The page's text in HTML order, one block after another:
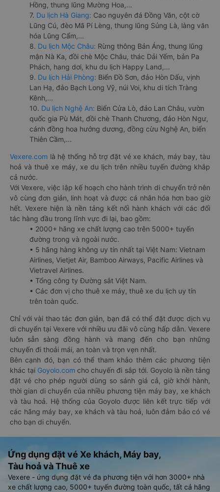
Hồng, thung lũng Mường Hoa,...
7. Du lịch Hà Giang: Cao nguyên đá Đồng Văn, cột cờ
Lũng Cú, đèo Mã Pí Lèng, thung lũng Sủng Là, làng văn
hóa Lũng Cẩm,...
8. Du lịch Mộc Châu: Rừng thông Bản Áng, thung lũng
mận Nà Ka, đồi chè Mộc Châu, thác Dải Yếm, bản Pa
Phách, hang dơi, khu du lịch Happy Land,...
9. Du lịch Hải Phòng: Biển Đồ Sơn, đảo Hòn Dấu, vịnh
Lan Hạ, đảo Bạch Long Vỹ, núi Voi, khu di tích Tràng
Kênh,...
10. Du lịch Nghệ An: Biển Cửa Lò, đảo Lan Châu, vườn
quốc gia Pù Mát, đồi chè Thanh Chương, đảo Hòn Ngư,
cánh đồng hoa hướng dương, đồng cừu Nghệ An, biển
Thiên Cầm,...
Vexere.com là hệ thống hỗ trợ đặt vé xe khách, máy bay, tàu
hoả và thuê xe máy, xe du lịch trên nhiều tuyến đường khắp
cả nước.
Với Vexere, việc lập kế hoạch cho hành trình di chuyển trở nên
vô cùng đơn giản, linh hoạt và được cá nhân hóa hơn bao giờ
hết. Vexere hiện là nền tảng kết nối hành khách với các đối
tác hàng đầu trong lĩnh vực đi lại, bao gồm:
• 2000+ hãng xe chất lượng cao trên 5000+ tuyến
đường trong và ngoài nước.
• 5 hãng hàng không uy tín nhất tại Việt Nam: Vietnam
Airlines, Vietjet Air, Bamboo Airways, Pacific Airlines và
Vietravel Airlines.
• Tổng công ty Đường sắt Việt Nam.
• Các đơn vị cho thuê xe máy, thuê xe du lịch uy tín
trên toàn quốc.
Chỉ với vài thao tác đơn giản, bạn đã có thể đặt được dịch vụ
di chuyển tại Vexere với nhiều ưu đãi vô cùng hấp dẫn. Vexere
luôn sẵn sàng đồng hành và mang đến cho bạn những
chuyến đi thoải mái, an toàn và trọn vẹn nhất.
Bên cạnh đó, bạn có thể tham khảo thêm các phương tiện
khác tại Goyolo.com cho chuyến đi sắp tới. Goyolo là nền tảng
đặt vé cho phép người dùng so sánh giá cả, giờ khởi hành,
thời gian di chuyển của nhiều phương tiện máy bay, xe khách
và tàu hoả. Hệ thống của Goyolo được liên kết trực tiếp với
các hãng máy bay, xe khách và tàu hoả, luôn đảm bảo có vé
cho bạn di chuyển.
Ứng dụng đặt vé Xe khách, Máy bay,
Tàu hoả và Thuê xe
Vexere - ứng dụng đặt vé đa phương tiện với hơn 3000+ nhà
xe chất lượng cao, 5000+ tuyến đường toàn quốc, tất cả hãng